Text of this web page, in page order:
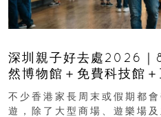
深圳親子好去處2026｜
然博物館＋免費科技館
齡、交通、門票、開放時
不少香港家長周末或假期都
遊，除了大型商場、遊樂場